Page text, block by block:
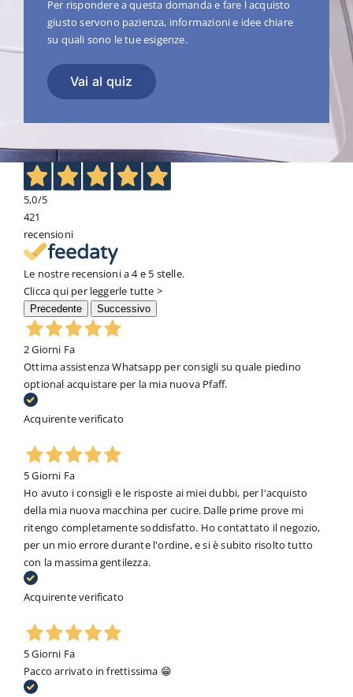
Per rispondere a questa domanda e fare l acquisto
giusto servono pazienza, informazioni e idee chiare
su quali sono le tue esigenze.
Vai al quiz
5,0/5
421
recensioni
Le nostre recensioni a 4 e 5 stelle.
Clicca qui per leggerle tutte >
Precedente Successivo
2 Giorni Fa
Ottima assistenza Whatsapp per consigli su quale piedino
optional acquistare per la mia nuova Pfaff.
Acquirente verificato
5 Giorni Fa
Ho avuto i consigli e le risposte ai miei dubbi, per l'acquisto
della mia nuova macchina per cucire. Dalle prime prove mi
ritengo completamente soddisfatto. Ho contattato il negozio,
per un mio errore durante l'ordine, e si è subito risolto tutto
con la massima gentilezza.
Acquirente verificato
5 Giorni Fa
Pacco arrivato in frettissima 😁